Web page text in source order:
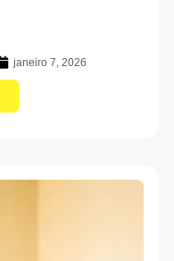
janeiro 7, 2026